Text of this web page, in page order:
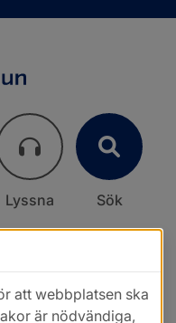
Lyssna Sök
att webbplatsen ska
är nödvändiga,